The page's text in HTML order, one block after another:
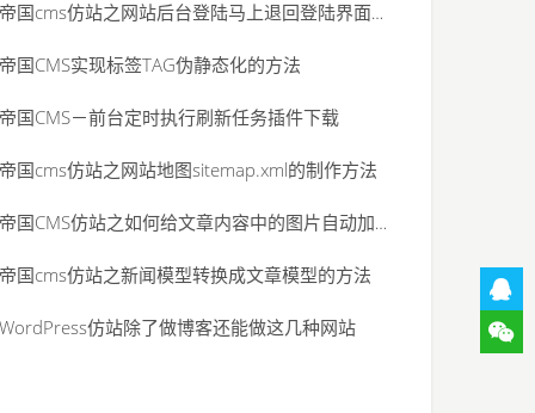
帝国cms仿站之网站后台登陆马上退回登陆界面，并提示“未登录”的解决办法
帝国CMS实现标签TAG伪静态化的方法
帝国CMS－前台定时执行刷新任务插件下载
帝国cms仿站之网站地图sitemap.xml的制作方法
帝国CMS仿站之如何给文章内容中的图片自动加alt属性
帝国cms仿站之新闻模型转换成文章模型的方法
WordPress仿站除了做博客还能做这几种网站